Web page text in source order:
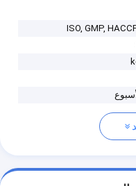
ISO, GMP,